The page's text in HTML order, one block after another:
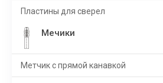
Пластины для сверел
Мечики
Метчик с прямой канавкой